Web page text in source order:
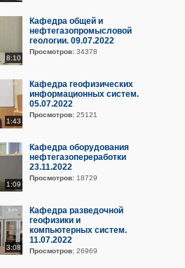
8:10
Кафедра общей и
нефтегазопромысловой
геологии. 09.07.2022
Просмотров: 34378
1:43
Кафедра геофизических
информационных систем.
05.07.2022
Просмотров: 25121
1:09
Кафедра оборудования
нефтегазопереработки
23.11.2022
Просмотров: 18729
3:08
Кафедра разведочной
геофизики и
компьютерных систем.
11.07.2022
Просмотров: 26969